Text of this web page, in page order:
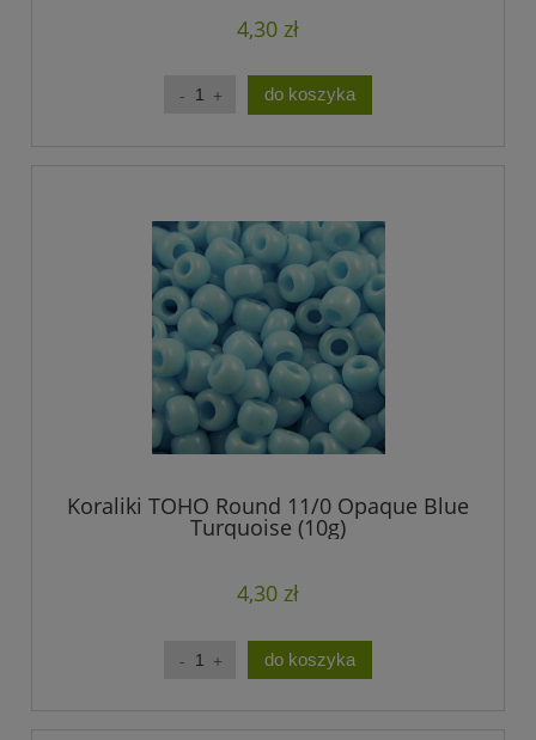
4,30 zł
do koszyka
Koraliki TOHO Round 11/0 Opaque Blue
Turquoise (10g)
4,30 zł
do koszyka